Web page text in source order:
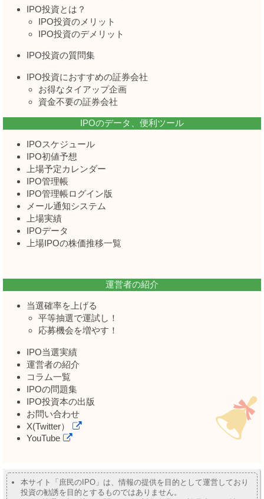
IPO投資とは？
IPO投資のメリット
IPO投資のデメリット
IPO投資の質問集
IPO投資におすすめの証券会社
お得なタイアップ企画
資金不要の証券会社
IPOのデータ、便利ツール
IPOスケジュール
IPO初値予想
上場予定カレンダー
IPO管理帳
IPO管理帳ログイン版
メール通知システム
上場実績
IPOデータ
上場IPOの株価推移一覧
運営者の紹介
当選確率を上げる
平等抽選で運試し！
応募機会を増やす！
IPO当選実績
運営者の紹介
コラム一覧
IPOの問題集
IPO投資本の出版
お問い合わせ
X(Twitter）
YouTube
本サイト「庶民のIPO」は、情報の提供を目的として運営しており
投資の勧誘を目的とするものではありません。